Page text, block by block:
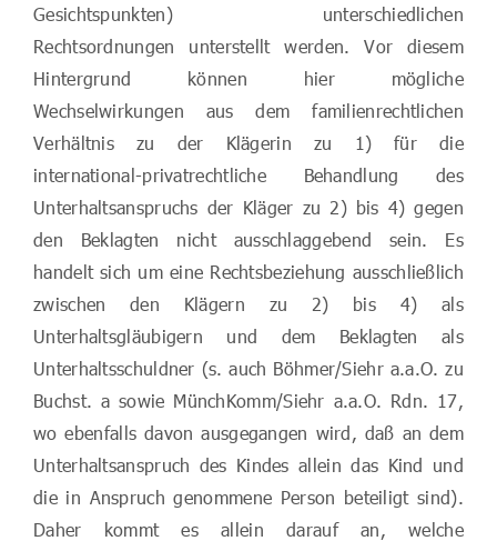
Gesichtspunkten) unterschiedlichen
Rechtsordnungen unterstellt werden. Vor diesem
Hintergrund können hier mögliche
Wechselwirkungen aus dem familienrechtlichen
Verhältnis zu der Klägerin zu 1) für die
international-privatrechtliche Behandlung des
Unterhaltsanspruchs der Kläger zu 2) bis 4) gegen
den Beklagten nicht ausschlaggebend sein. Es
handelt sich um eine Rechtsbeziehung ausschließlich
zwischen den Klägern zu 2) bis 4) als
Unterhaltsgläubigern und dem Beklagten als
Unterhaltsschuldner (s. auch Böhmer/Siehr a.a.O. zu
Buchst. a sowie MünchKomm/Siehr a.a.O. Rdn. 17,
wo ebenfalls davon ausgegangen wird, daß an dem
Unterhaltsanspruch des Kindes allein das Kind und
die in Anspruch genommene Person beteiligt sind).
Daher kommt es allein darauf an, welche